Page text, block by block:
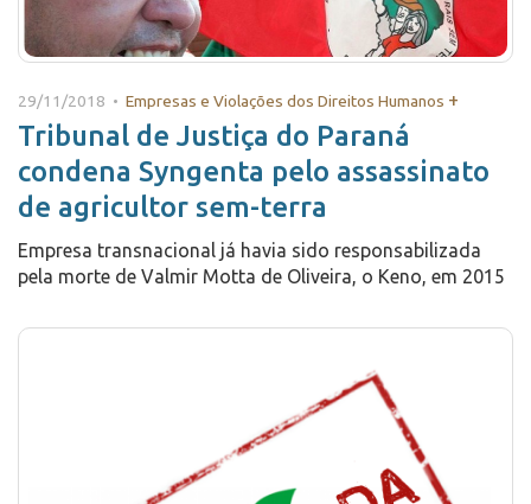
29/11/2018 • Empresas e Violações dos Direitos Humanos +
Tribunal de Justiça do Paraná
condena Syngenta pelo assassinato
de agricultor sem-terra
Empresa transnacional já havia sido responsabilizada
pela morte de Valmir Motta de Oliveira, o Keno, em 2015